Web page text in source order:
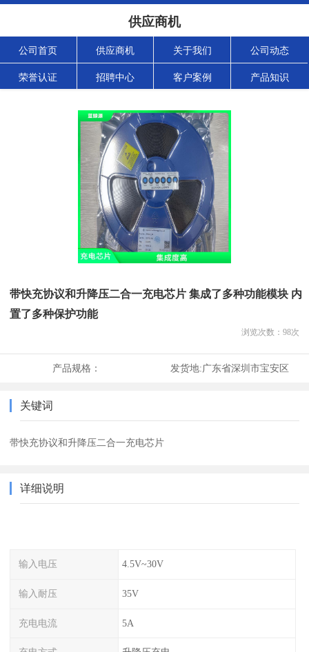
供应商机
公司首页 供应商机 关于我们 公司动态
荣誉认证 招聘中心 客户案例 产品知识
带快充协议和升降压二合一充电芯片 集成了多种功能模块 内
置了多种保护功能
浏览次数： 98次
产品规格： 发货地:广东省深圳市宝安区
关键词
带快充协议和升降压二合一充电芯片
详细说明
输入电压 4.5V~30V
输入耐压 35V
充电电流 5A